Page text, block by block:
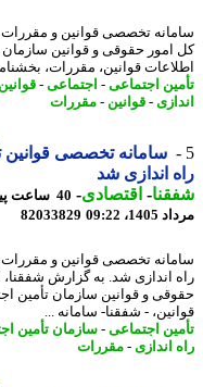
حقوقی و قوانین سازمان
قوانین، مقررات، بخشنامه ها
اجتماعی-اجتماعی-قوانین و
- قوانین-مقررات
سامانه تخصصی قوانین
اندازی شد
-اقتصادی-
09:22
82033829
تخصصی قوانین و مقررات
اندازی شد. به گزارش شفقنا،
و قوانین سازمان تأمین
- شفقنا- سامانه ...
اجتماعی-سازمان تأمین
اندازی- مقررات